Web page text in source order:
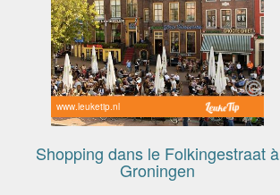
www.leuketip.nl
Shopping dans le Folkingestraat à
Groningen